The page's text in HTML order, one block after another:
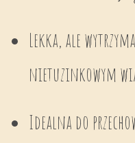
Lekka, ale
nietuzinkowym
Idealna do